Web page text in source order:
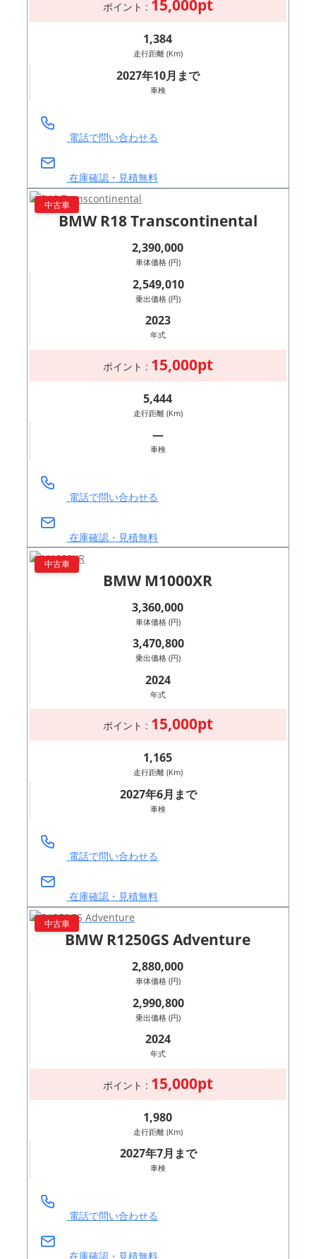
ポイント : 15,000pt
1,384
走行距離 (Km)
2027年10月まで
車検
電話で問い合わせる
在庫確認・見積無料
中古車
BMW R18 Transcontinental
2,390,000
車体価格 (円)
2,549,010
乗出価格 (円)
2023
年式
ポイント : 15,000pt
5,444
走行距離 (Km)
―
車検
電話で問い合わせる
在庫確認・見積無料
中古車
BMW M1000XR
3,360,000
車体価格 (円)
3,470,800
乗出価格 (円)
2024
年式
ポイント : 15,000pt
1,165
走行距離 (Km)
2027年6月まで
車検
電話で問い合わせる
在庫確認・見積無料
中古車
BMW R1250GS Adventure
2,880,000
車体価格 (円)
2,990,800
乗出価格 (円)
2024
年式
ポイント : 15,000pt
1,980
走行距離 (Km)
2027年7月まで
車検
電話で問い合わせる
在庫確認・見積無料